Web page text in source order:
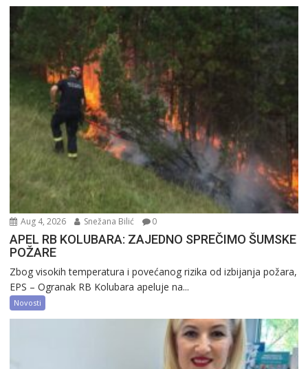
Aug 4, 2026 Snežana Bilić 0
APEL RB KOLUBARA: ZAJEDNO SPREČIMO ŠUMSKE
POŽARE
Zbog visokih temperatura i povećanog rizika od izbijanja požara,
EPS – Ogranak RB Kolubara apeluje na...
Novosti